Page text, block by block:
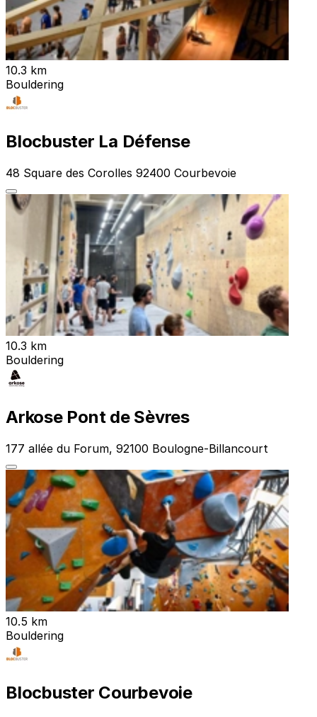
10.3 km
Bouldering
Blocbuster La Défense
48 Square des Corolles 92400 Courbevoie
10.3 km
Bouldering
Arkose Pont de Sèvres
177 allée du Forum, 92100 Boulogne-Billancourt
10.5 km
Bouldering
Blocbuster Courbevoie